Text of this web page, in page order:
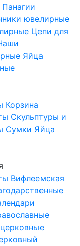
Панагии
ювелирные
Цепи для
Яйца
Корзина
Скульптуры и
Сумки Яйца
Вифлеемская